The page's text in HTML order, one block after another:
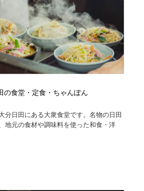
の食堂・定食・ちゃんぽん
分日田にある大衆食堂です。名物の日田
地元の食材や調味料を使った和食・洋